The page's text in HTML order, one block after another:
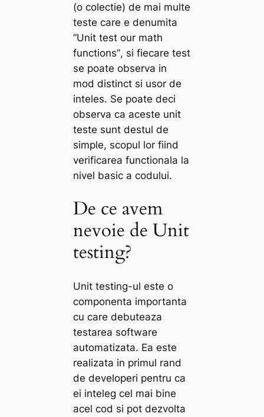
(o colectie) de mai multe
teste care e denumita
”Unit test our math
functions”, si fiecare test
se poate observa in
mod distinct si usor de
inteles. Se poate deci
observa ca aceste unit
teste sunt destul de
simple, scopul lor fiind
verificarea functionala la
nivel basic a codului.
De ce avem
nevoie de Unit
testing?
Unit testing-ul este o
componenta importanta
cu care debuteaza
testarea software
automatizata. Ea este
realizata in primul rand
de developeri pentru ca
ei inteleg cel mai bine
acel cod si pot dezvolta